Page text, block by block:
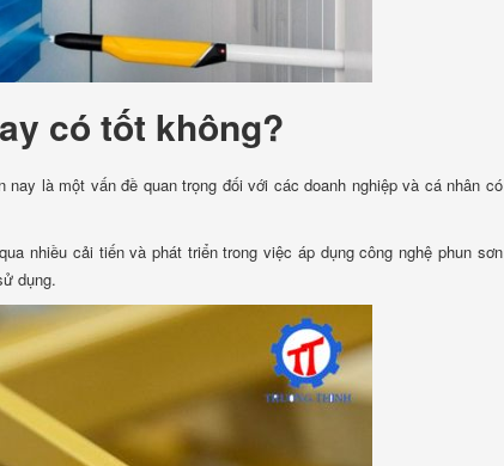
có tốt không?
là một vấn đề quan trọng đối với các doanh nghiệp và cá nhân có
nhiều cải tiến và phát triển trong việc áp dụng công nghệ phun sơn
dụng.